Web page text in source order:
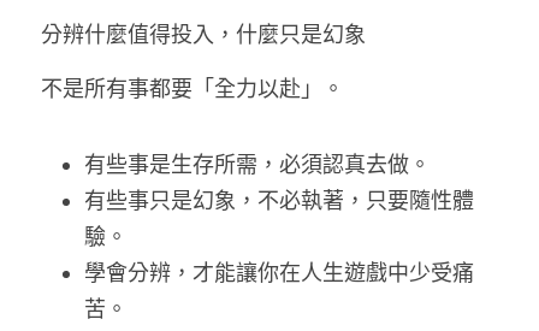
分辨什麼值得投入，什麼只是幻象
不是所有事都要「全力以赴」。
有些事是生存所需，必須認真去做。
有些事只是幻象，不必執著，只要隨性體
驗。
學會分辨，才能讓你在人生遊戲中少受痛
苦。